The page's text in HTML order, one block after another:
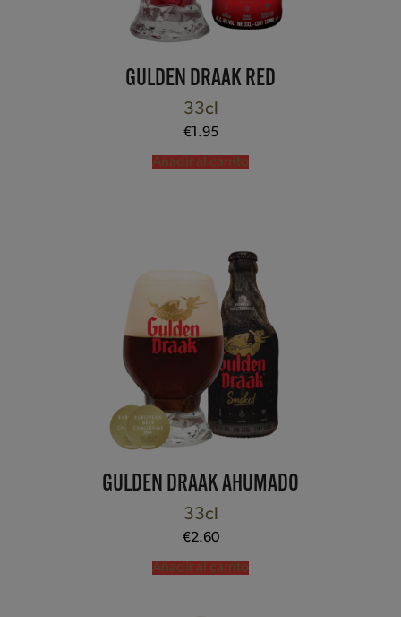
GULDEN DRAAK RED
33cl
€1.95
Añadir al carrito
GULDEN DRAAK AHUMADO
33cl
€2.60
Añadir al carrito